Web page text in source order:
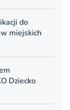
do
miejskich
Dziecko